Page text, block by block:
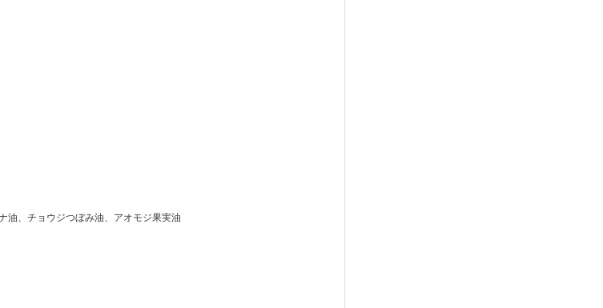
油、チョウジつぼみ油、アオモジ果実油